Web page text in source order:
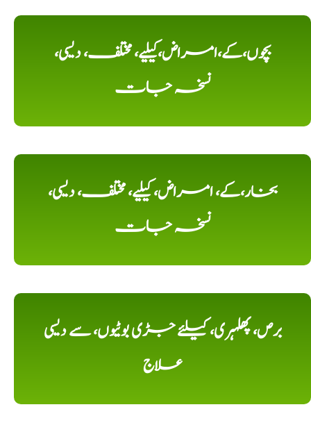
بچوں،کے،امراض،کیلیے، مختلف، دیسی،
نسخہ جات
بخار،کے، امراض، کیلیے، مختلف، دیسی،
نسخہ جات
برص، پھلہری، کیلئے جڑی بوٹیوں، سے دیسی
علاج